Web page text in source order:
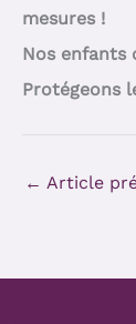
mesures !
Nos enfants
Protégeons
← Article